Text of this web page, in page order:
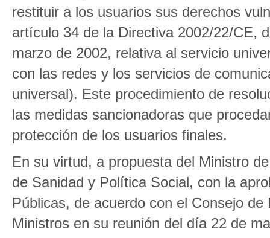
restituir a los usuarios sus derechos
artículo 34 de la Directiva 2002/22/CE,
marzo de 2002, relativa al servicio
con las redes y los servicios de
universal). Este procedimiento de
las medidas sancionadoras que
protección de los usuarios finales.
En su virtud, a propuesta del Ministro
de Sanidad y Política Social, con la
Públicas, de acuerdo con el Consejo
Ministros en su reunión del día 22 de